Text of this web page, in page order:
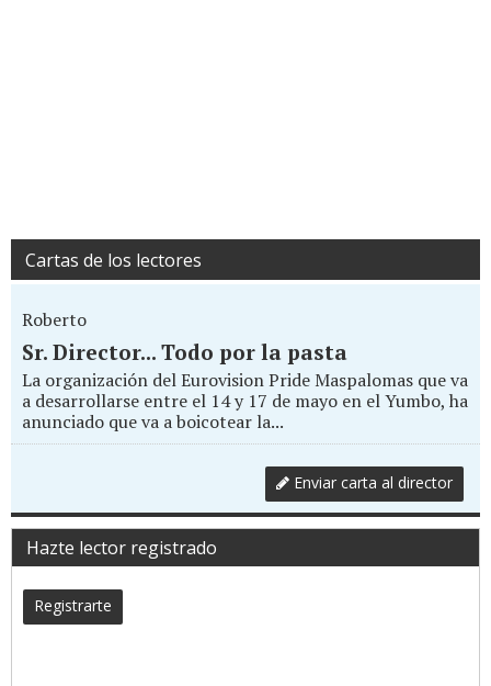
Cartas de los lectores
Roberto
Sr. Director... Todo por la pasta
La organización del Eurovision Pride Maspalomas que va
a desarrollarse entre el 14 y 17 de mayo en el Yumbo, ha
anunciado que va a boicotear la...
Enviar carta al director
Hazte lector registrado
Registrarte